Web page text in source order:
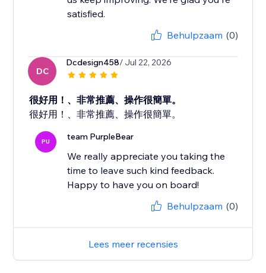
satisfied.
Behulpzaam (0)
DC
Dcdesign458/ Jul 22, 2026
很好用！、非常推薦、操作很簡單。
很好用！、非常推薦、操作很簡單。
PU team PurpleBear
We really appreciate you taking the
time to leave such kind feedback.
Happy to have you on board!
Behulpzaam (0)
Lees meer recensies